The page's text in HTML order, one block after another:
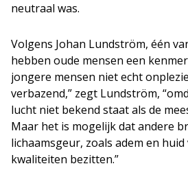
neutraal was.
Volgens Johan Lundström, één
hebben oude mensen een
jongere mensen niet echt
verbazend,” zegt Lundström,
lucht niet bekend staat als de
Maar het is mogelijk dat andere
lichaamsgeur, zoals adem en
kwaliteiten bezitten.”